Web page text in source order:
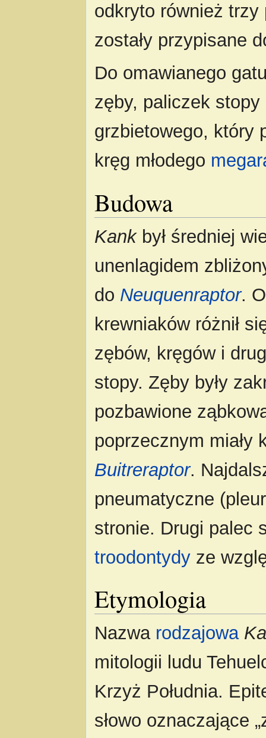
odkryto również
zostały przypisane
Do omawianego
zęby, paliczek
grzbietowego, który
kręg młodego
Budowa
Kankbył średniej
unenlagidem
do Neuquenraptor.
krewniaków różnił
zębów, kręgów i
stopy. Zęby były
pozbawione
poprzecznym miały
Buitreraptor.
pneumatyczne
stronie. Drugi palec
troodontydy ze
Etymologia
Nazwa rodzajowa
mitologii ludu
Krzyż Południa.
słowo oznaczające